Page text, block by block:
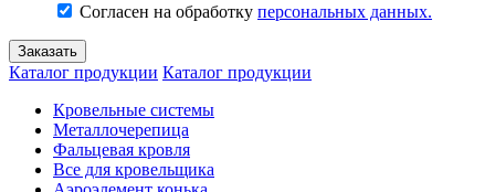
Согласен на обработку персональных данных.
Каталог продукции Каталог продукции
Кровельные системы
Металлочерепица
Фальцевая кровля
Все для кровельщика